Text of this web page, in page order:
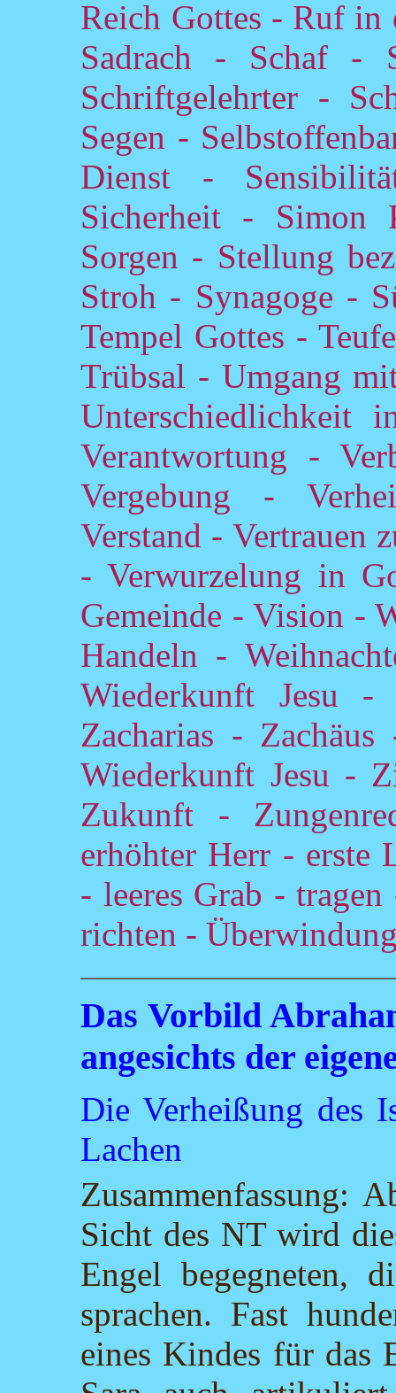
Reich Gottes - Ruf in
Sadrach - Schaf -
Schriftgelehrter -
Segen -
Dienst -
Sicherheit -
Sorgen - Stellung
Stroh - Synagoge -
Tempel Gottes -
Trübsal - Umgang
Unterschiedlichkeit
Verantwortung -
Vergebung -
Verstand - Vertrauen
- Verwurzelung in
Gemeinde - Vision -
Handeln -
Wiederkunft Jesu -
Zacharias -
Wiederkunft Jesu -
Zukunft -
erhöhter Herr - erste
- leeres Grab -
richten -
Das Vorbild
angesichts der
Die Verheißung des
Lachen
Zusammenfassung:
Sicht des NT wird
Engel begegneten,
sprachen. Fast
eines Kindes für das